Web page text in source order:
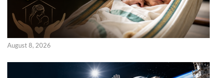
August 8, 2026